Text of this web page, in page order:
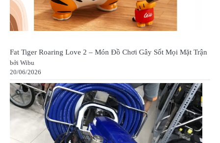
Fat Tiger Roaring Love 2 – Món Đồ Chơi Gây Sốt Mọi Mặt Trận
bởi Wibu
20/06/2026